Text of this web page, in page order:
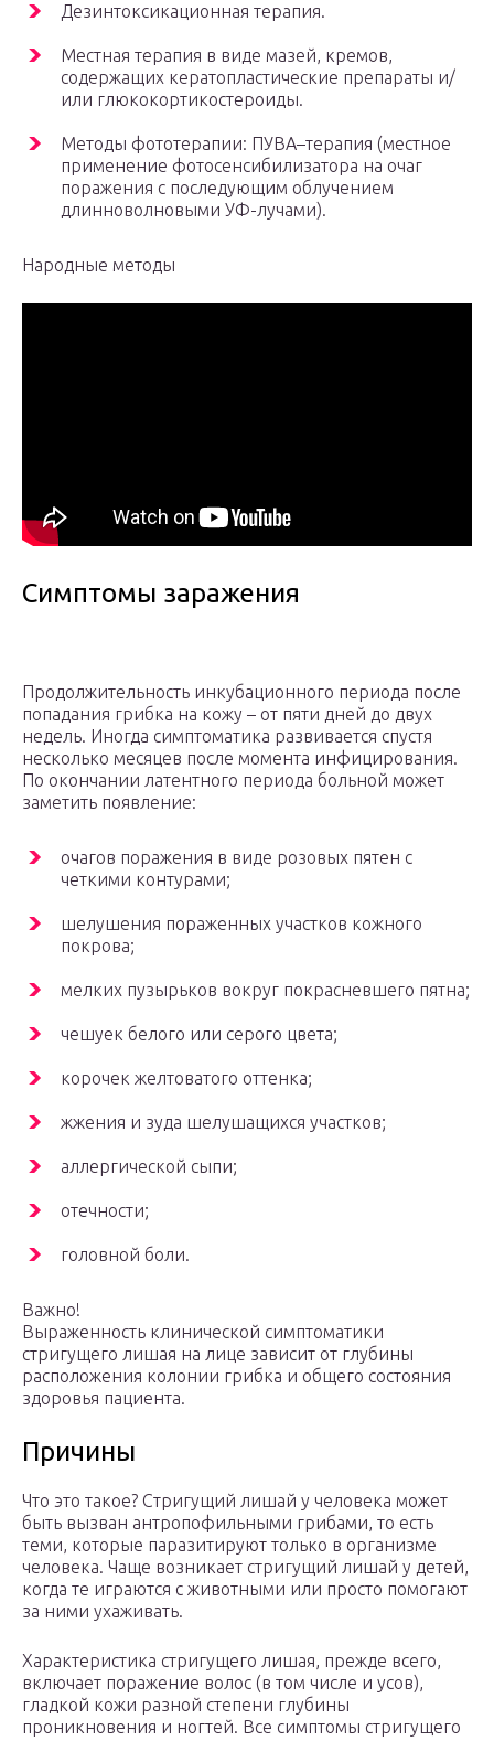
Дезинтоксикационная терапия.
Местная терапия в виде мазей, кремов,
содержащих кератопластические препараты и/
или глюкокортикостероиды.
Методы фототерапии: ПУВА–терапия (местное
применение фотосенсибилизатора на очаг
поражения с последующим облучением
длинноволновыми УФ-лучами).
Народные методы
Симптомы заражения
Продолжительность инкубационного периода после
попадания грибка на кожу – от пяти дней до двух
недель. Иногда симптоматика развивается спустя
несколько месяцев после момента инфицирования.
По окончании латентного периода больной может
заметить появление:
очагов поражения в виде розовых пятен с
четкими контурами;
шелушения пораженных участков кожного
покрова;
мелких пузырьков вокруг покрасневшего пятна;
чешуек белого или серого цвета;
корочек желтоватого оттенка;
жжения и зуда шелушащихся участков;
аллергической сыпи;
отечности;
головной боли.
Важно!
Выраженность клинической симптоматики
стригущего лишая на лице зависит от глубины
расположения колонии грибка и общего состояния
здоровья пациента.
Причины
Что это такое? Стригущий лишай у человека может
быть вызван антропофильными грибами, то есть
теми, которые паразитируют только в организме
человека. Чаще возникает стригущий лишай у детей,
когда те играются с животными или просто помогают
за ними ухаживать.
Характеристика стригущего лишая, прежде всего,
включает поражение волос (в том числе и усов),
гладкой кожи разной степени глубины
проникновения и ногтей. Все симптомы стригущего